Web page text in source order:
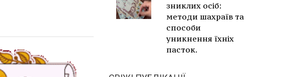
зниклих осіб:
методи шахраїв та
способи
уникнення їхніх
пасток.